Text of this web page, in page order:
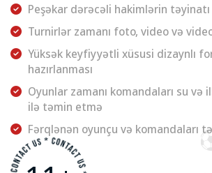
Peşəkar dərəcəli hakimlərin təyinatı
Turnirlər zamanı foto, video və
Yüksək keyfiyyətli xüsusi dizaynlı
hazırlanması
Oyunlar zamanı komandaları su və
ilə təmin etmə
Fərqlənən oyunçu və komandaları